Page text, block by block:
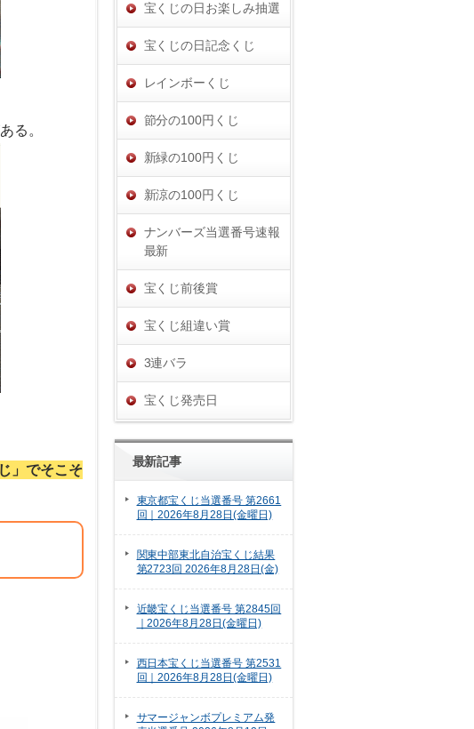
る。
」でそこそ
宝くじの日お楽しみ抽選
宝くじの日記念くじ
レインボーくじ
節分の100円くじ
新緑の100円くじ
新涼の100円くじ
ナンバーズ当選番号速報
最新
宝くじ前後賞
宝くじ組違い賞
3連バラ
宝くじ発売日
最新記事
東京都宝くじ当選番号 第2661
回｜2026年8月28日(金曜日)
関東中部東北自治宝くじ結果
第2723回 2026年8月28日(金)
近畿宝くじ当選番号 第2845回
｜2026年8月28日(金曜日)
西日本宝くじ当選番号 第2531
回｜2026年8月28日(金曜日)
サマージャンボプレミアム発